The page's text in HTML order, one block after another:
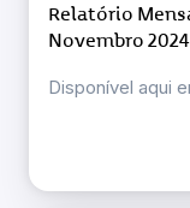
Relatório
Novembro 2024
Disponível aqui